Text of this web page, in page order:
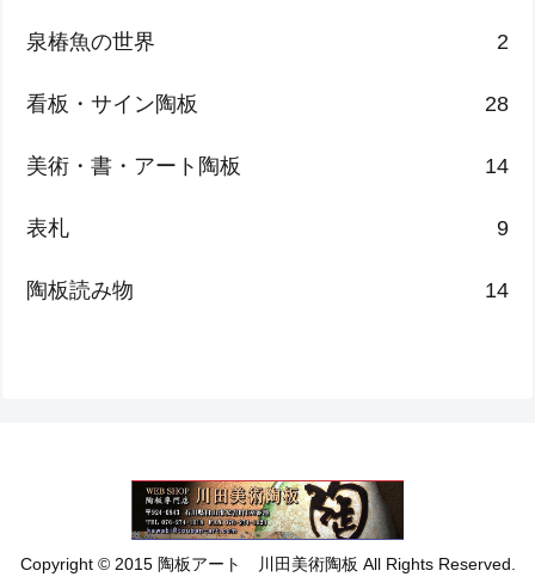
泉椿魚の世界 2
看板・サイン陶板 28
美術・書・アート陶板 14
表札 9
陶板読み物 14
Copyright © 2015 陶板アート 川田美術陶板 All Rights Reserved.